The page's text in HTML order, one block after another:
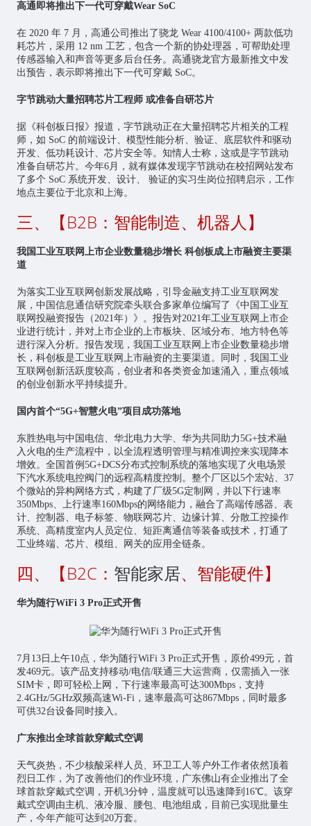
高通即将推出下一代可穿戴Wear SoC
在 2020 年 7 月，高通公司推出了骁龙 Wear 4100/4100+ 两款低功
耗芯片，采用 12 nm 工艺，包含一个新的协处理器，可帮助处理
传感器输入和声音等更多后台任务。高通骁龙官方最新推文中发
出预告，表示即将推出下一代可穿戴 SoC。
字节跳动大量招聘芯片工程师 或准备自研芯片
据《科创板日报》报道，字节跳动正在大量招聘芯片相关的工程
师，如 SoC 的前端设计、模型性能分析、验证、底层软件和驱动
开发、低功耗设计、芯片安全等。知情人士称，这或是字节跳动
准备自研芯片。今年6月，就有媒体发现字节跳动在校招网站发布
了多个 SoC 系统开发、设计、 验证的实习生岗位招聘启示，工作
地点主要位于北京和上海。
三、【B2B：智能制造、机器人】
我国工业互联网上市企业数量稳步增长 科创板成上市融资主要渠
道
为落实工业互联网 创新发展战略，引导金融支持工业互联网发
展，中国信息通信研究院牵头联合多家单位编写了《中国工业互
联网投融资报告（2021年）》。报告对2021年工业互联网上市企
业进行统计，并对上市企业的上市板块、区域分布、地方特色等
进行深入分析。报告发现，我国工业互联网上市企业数量稳步增
长，科创板是工业互联网上市融资的主要渠道。同时，我国工业
互联网创新活跃度较高，创业者和各类资金加速涌入，重点领域
的创业创新水平持续提升。
国内首个“5G+智慧火电”项目成功落地
东胜热电与中国电信、华北电力大学、华为共同助力5G+技术融
入火电的生产流程中，以全流程透明管理与精准调控来实现降本
增效。全国首例5G+DCS分布式控制系统的落地实现了火电场景
下汽水系统电控阀门的远程高精度控制。整个厂区以5个宏站、37
个微站的异构网络方式，构建了厂级5G定制网，并以下行速率
350Mbps、上行速率160Mbps的网络能力，融合了高端传感器、表
计、控制器、电子标签、物联网芯片、边缘计算、分散工控操作
系统、高精度室内人员定位、短距离通信等装备或技术，打通了
工业终端、芯片、模组、网关的应用全链条。
四、【B2C： 智能家居、智能硬件】
华为随行WiFi 3 Pro正式开售
7月13日上午10点，华为随行WiFi 3 Pro正式开售，原价499元，首
发469元。该产品支持移动/电信/联通三大运营商，仅需插入一张
SIM卡，即可轻松上网，下行速率最高可达300Mbps，支持
2.4GHz/5GHz双频高速Wi-Fi，速率最高可达867Mbps，同时最多
可供32台设备同时接入。
广东推出全球首款穿戴式空调
天气炎热，不少核酸采样人员、环卫工人等户外工作者依然顶着
烈日工作，为了改善他们的作业环境，广东佛山有企业推出了全
球首款穿戴式空调，开机3分钟，温度就可以迅速降到16℃。该穿
戴式空调由主机、液冷服、腰包、电池组成，目前已实现批量生
产，今年产能可达到20万套。